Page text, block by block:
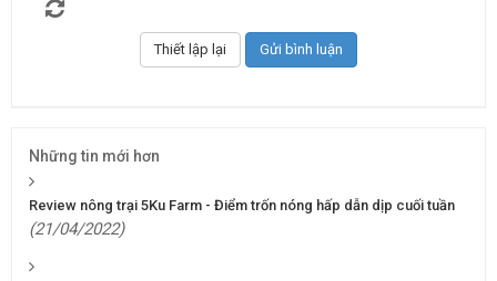
Những tin mới hơn
Review nông trại 5Ku Farm - Điểm trốn nóng hấp dẫn dịp cuối tuần
(21/04/2022)